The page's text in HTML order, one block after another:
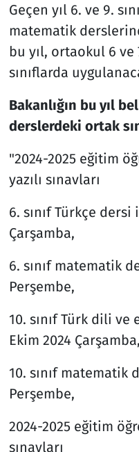
Geçen yıl 6. ve 9.
matematik
bu yıl, ortaokul 6 ve
sınıflarda
Bakanlığın bu yıl
derslerdeki ortak
"2024-2025 eğitim
yazılı sınavları
6. sınıf Türkçe dersi
Çarşamba,
6. sınıf matematik
Perşembe,
10. sınıf Türk dili
Ekim 2024 Çarşamba,
10. sınıf matematik
Perşembe,
2024-2025 eğitim
sınavları